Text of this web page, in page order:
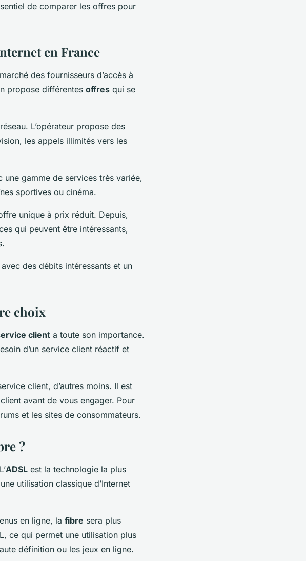
de comparer les offres pour
en France
des fournisseurs d’accès à
propose différentes offres qui se
L’opérateur propose des
les appels illimités vers les
gamme de services très variée,
sportives ou cinéma.
unique à prix réduit. Depuis,
qui peuvent être intéressants,
des débits intéressants et un
choix
client a toute son importance.
d’un service client réactif et
client, d’autres moins. Il est
avant de vous engager. Pour
et les sites de consommateurs.
?
ADSL est la technologie la plus
utilisation classique d’Internet
en ligne, la fibre sera plus
ce qui permet une utilisation plus
définition ou les jeux en ligne.